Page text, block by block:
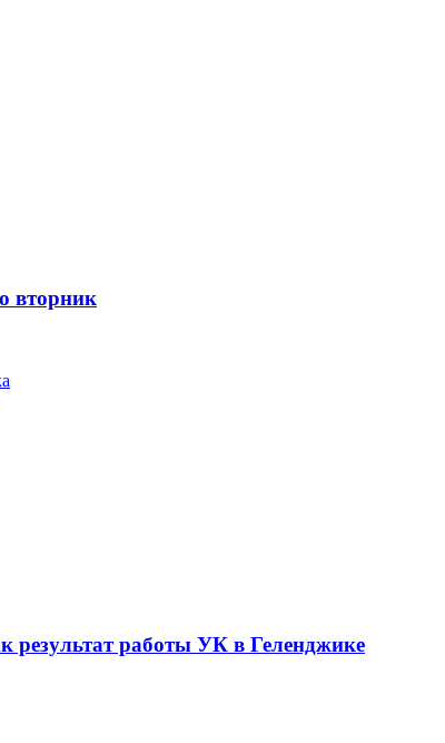
вторник
результат работы УК в Геленджике